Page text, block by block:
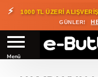
🎁 2000 TL ÜZERİ